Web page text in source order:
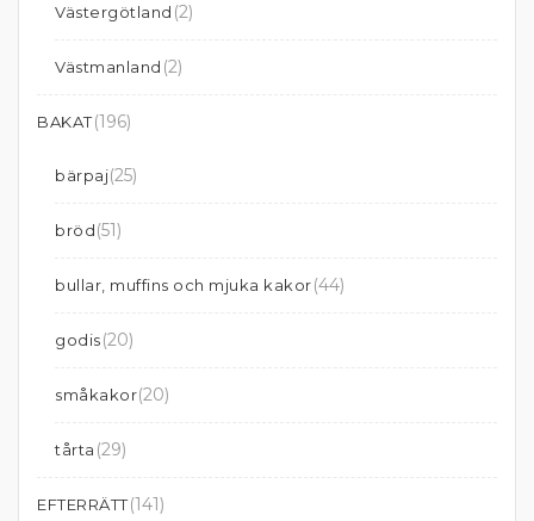
Västergötland (2)
Västmanland (2)
BAKAT(196)
bärpaj(25)
bröd(51)
bullar, muffins och mjuka kakor(44)
godis(20)
småkakor(20)
tårta (29)
EFTERRÄTT(141)